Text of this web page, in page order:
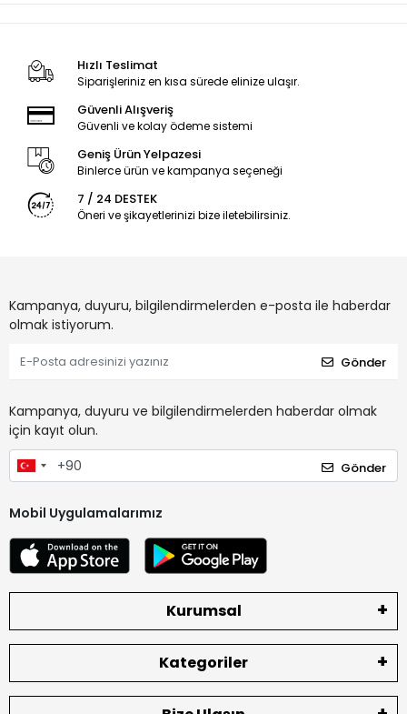
Hızlı Teslimat
Siparişleriniz en kısa sürede elinize ulaşır.
Güvenli Alışveriş
Güvenli ve kolay ödeme sistemi
Geniş Ürün Yelpazesi
Binlerce ürün ve kampanya seçeneği
7 / 24 DESTEK
Öneri ve şikayetlerinizi bize iletebilirsiniz.
Kampanya, duyuru, bilgilendirmelerden e-posta ile haberdar
olmak istiyorum.
Gönder
Kampanya, duyuru ve bilgilendirmelerden haberdar olmak
için kayıt olun.
Gönder
Mobil Uygulamalarımız
Kurumsal
Kategoriler